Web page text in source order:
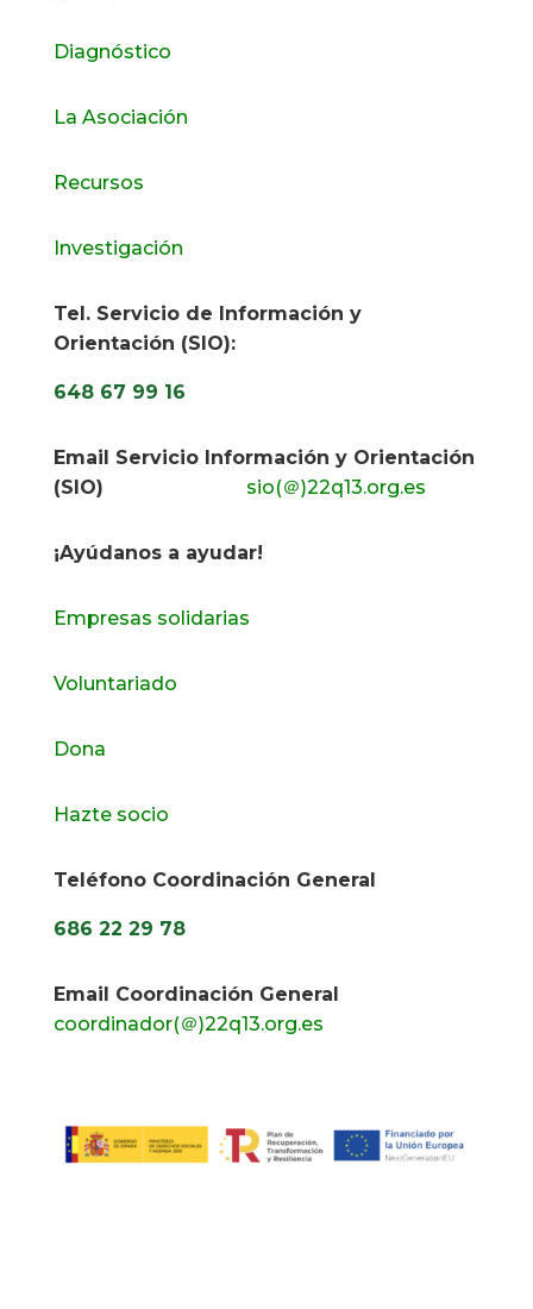
Diagnóstico
La Asociación
Recursos
Investigación
Tel. Servicio de Información y
Orientación (SIO):
648 67 99 16
Email Servicio Información y Orientación
(SIO) sio(＠)22q13.org.es
¡Ayúdanos a ayudar!
Empresas solidarias
Voluntariado
Dona
Hazte socio
Teléfono Coordinación General
686 22 29 78
Email Coordinación General
coordinador(＠)22q13.org.es